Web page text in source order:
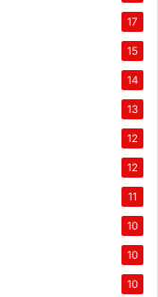
17
15
14
13
12
12
11
10
10
10